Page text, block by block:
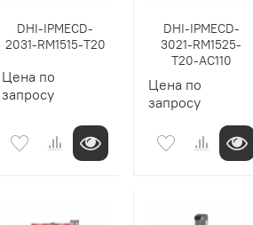
DHI-IPMECD-
2031-RM1515-T20
Цена по
запросу
DHI-IPMECD-
3021-RM1525-
T20-AC110
Цена по
запросу